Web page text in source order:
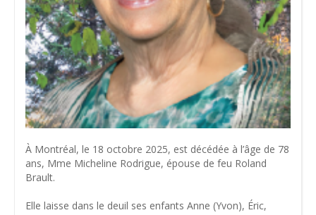
À Montréal, le 18 octobre 2025, est décédée à l’âge de 78
ans, Mme Micheline Rodrigue, épouse de feu Roland
Brault.
Elle laisse dans le deuil ses enfants Anne (Yvon), Éric,